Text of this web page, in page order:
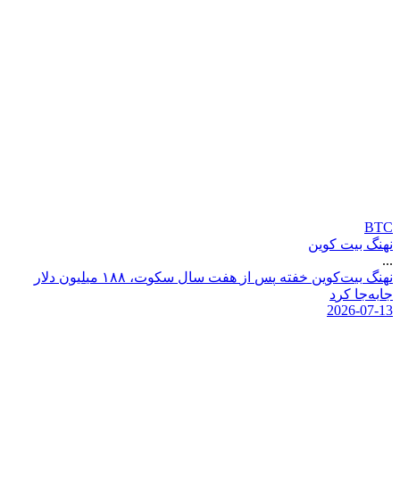
BTC
نهنگ بیت کوین
...
نهنگ بیتکوین خفته پس ز هفت سال سکوت، ۱ ۸۸ میلیون دلر
جابهجا کر د
2026-07-13